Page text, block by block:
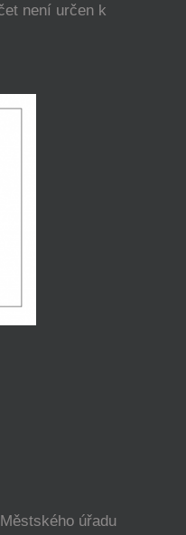
není určen k
úřadu